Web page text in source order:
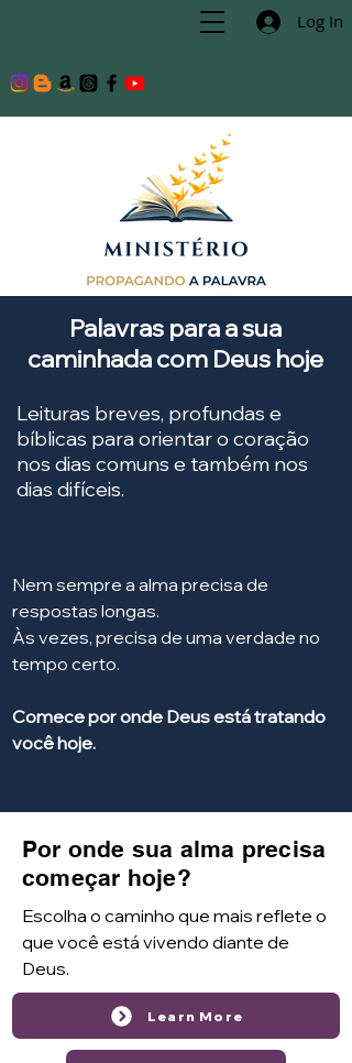
Log In
Palavras para a sua
caminhada com Deus hoje
Leituras breves, profundas e
bíblicas para orientar o coração
nos dias comuns e também nos
dias difíceis.
Nem sempre a alma precisa de
respostas longas.
Às vezes, precisa de uma verdade no
tempo certo.
Comece por onde Deus está tratando
você hoje.
Por onde sua alma precisa
começar hoje?
Escolha o caminho que mais reflete o
que você está vivendo diante de
Deus.
Learn More